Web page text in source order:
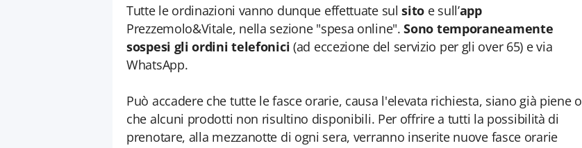
Tutte le ordinazioni vanno dunque effettuate sulsito e sull’app
Prezzemolo&Vitale, nella sezione "spesa online".Sono temporaneamente
sospesi gli ordini telefonici (ad eccezione del servizio per gli over 65) e via
WhatsApp.
Può accadere che tutte le fasce orarie, causa l'elevata richiesta, siano già piene o
che alcuni prodotti non risultino disponibili. Per offrire a tutti la possibilità di
prenotare, alla mezzanotte di ogni sera, verranno inserite nuove fasce orarie